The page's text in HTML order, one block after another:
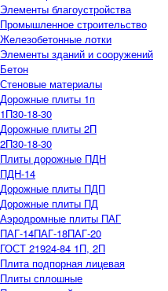
Элементы благоустройства
Промышленное строительство
Железобетонные лотки
Элементы зданий и сооружений
Бетон
Стеновые материалы
Дорожные плиты 1п
1П30-18-30
Дорожные плиты 2П
2П30-18-30
Плиты дорожные ПДН
ПДН-14
Дорожные плиты ПДП
Дорожные плиты ПД
Аэродромные плиты ПАГ
ПАГ-14ПАГ-18ПАГ-20
ГОСТ 21924-84 1П, 2П
Плита подпорная лицевая
Плиты сплошные